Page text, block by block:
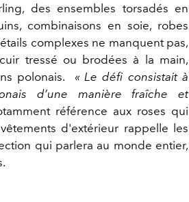
des ensembles torsadés en
combinaisons en soie, robes
complexes ne manquent pas,
tressé ou brodées à la main,
polonais. « Le défi consistait à
d’une manière fraîche et
référence aux roses qui
d'extérieur rappelle les
qui parlera au monde entier,